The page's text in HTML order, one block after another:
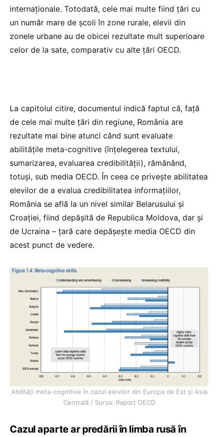
internaționale. Totodată, cele mai multe fiind țări cu
un număr mare de școli în zone rurale, elevii din
zonele urbane au de obicei rezultate mult superioare
celor de la sate, comparativ cu alte țări OECD.
La capitolul citire, documentul indică faptul că, față
de cele mai multe țări din regiune, România are
rezultate mai bine atunci când sunt evaluate
abilitățile meta-cognitive (înțelegerea textului,
sumarizarea, evaluarea credibilității), rămânând,
totuși, sub media OECD. În ceea ce privește abilitatea
elevilor de a evalua credibilitatea informațiilor,
România se află la un nivel similar Belarusului și
Croației, fiind depășită de Republica Moldova, dar și
de Ucraina – țară care depășește media OECD din
acest punct de vedere.
Abilități meta-cognitive în cazul elevilor din Europa de Est și Asia
Centrală / Sursa: Raport OECD
Cazul aparte ar predării în limba rusă în